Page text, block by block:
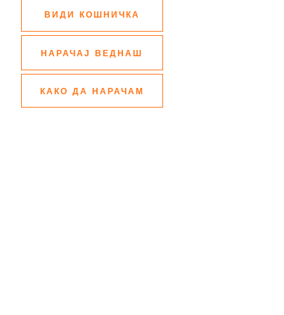
ВИДИ КОШНИЧКА
НАРАЧАЈ ВЕДНАШ
КАКО ДА НАРАЧАМ